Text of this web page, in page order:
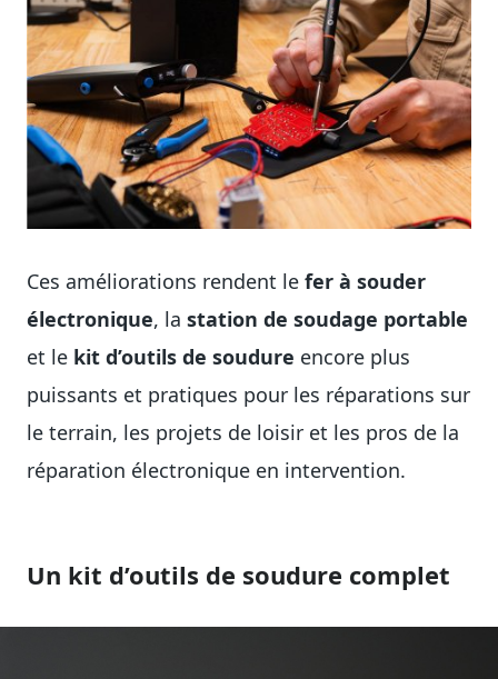
Ces améliorations rendent le fer à souder
électronique, la station de soudage portable
et le kit d’outils de soudure encore plus
puissants et pratiques pour les réparations sur
le terrain, les projets de loisir et les pros de la
réparation électronique en intervention.
Un kit d’outils de soudure complet